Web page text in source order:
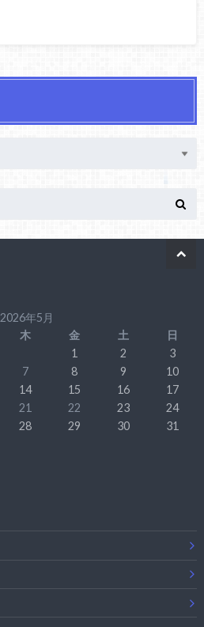
2026年5月
木 金 土
日
1
2
3
7 8 9
10
14 15 16
17
21 22 23
24
28 29 30
31